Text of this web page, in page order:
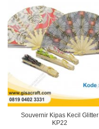
Souvernir Kipas Kecil Glitter
KP22